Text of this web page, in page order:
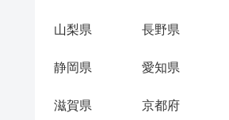
山梨県 長野県
静岡県 愛知県
滋賀県 京都府